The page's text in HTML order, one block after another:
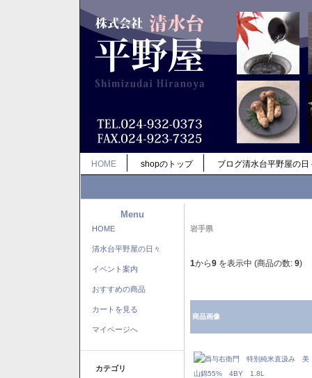
HOME shopのトップ ブログ清水台平野屋の日
Menu
HOME
清水台平野屋の日々
イベント案内
おすすめの商品
カートを見る
マイページへ
カテゴリ
岩手県
1から9 を表示中 (商品の数: 9)
商品画像